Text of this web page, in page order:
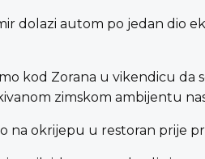
dolazi autom po jedan dio
kod Zorana u vikendicu
zimskom ambijentu
na okrijepu u restoran prije